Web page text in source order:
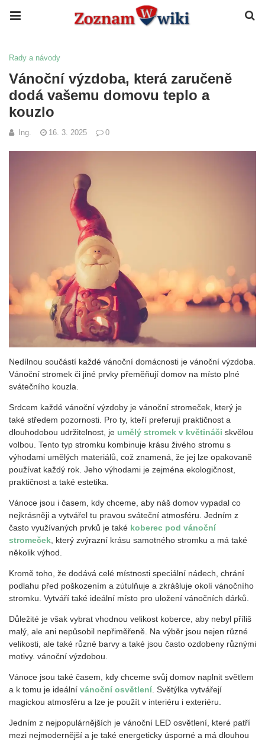
Rady a návody
Vánoční výzdoba, která zaručeně
dodá vašemu domovu teplo a
kouzlo
Ing. 16. 3. 2025 0
Nedílnou součástí každé vánoční domácnosti je vánoční výzdoba.
Vánoční stromek či jiné prvky přeměňují domov na místo plné
svátečního kouzla.
Srdcem každé vánoční výzdoby je vánoční stromeček, který je
také středem pozornosti. Pro ty, kteří preferují praktičnost a
dlouhodobou udržitelnost, je umělý stromek v květináči skvělou
volbou. Tento typ stromku kombinuje krásu živého stromu s
výhodami umělých materiálů, což znamená, že jej lze opakovaně
používat každý rok. Jeho výhodami je zejména ekologičnost,
praktičnost a také estetika.
Vánoce jsou i časem, kdy chceme, aby náš domov vypadal co
nejkrásněji a vytvářel tu pravou sváteční atmosféru. Jedním z
často využívaných prvků je také koberec pod vánoční
stromeček, který zvýrazní krásu samotného stromku a má také
několik výhod.
Kromě toho, že dodává celé místnosti speciální nádech, chrání
podlahu před poškozením a zútulňuje a zkrášluje okolí vánočního
stromku. Vytváří také ideální místo pro uložení vánočních dárků.
Důležité je však vybrat vhodnou velikost koberce, aby nebyl příliš
malý, ale ani nepůsobil nepřiměřeně. Na výběr jsou nejen různé
velikosti, ale také různé barvy a také jsou často ozdobeny různými
motivy. vánoční výzdobou.
Vánoce jsou také časem, kdy chceme svůj domov naplnit světlem
a k tomu je ideální vánoční osvětlení. Světýlka vytvářejí
magickou atmosféru a lze je použít v interiéru i exteriéru.
Jedním z nejpopulárnějších je vánoční LED osvětlení, které patří
mezi nejmodernější a je také energeticky úsporné a má dlouhou